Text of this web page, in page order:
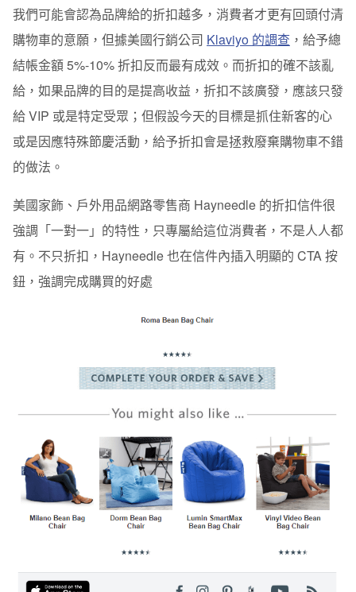
我們可能會認為品牌給的折扣越多，消費者才更有回頭付清
購物車的意願，但據美國行銷公司 Klaviyo 的調查 ，給予總
結帳金額 5%-10% 折扣反而最有成效。而折扣的確不該亂
給，如果品牌的目的是提高收益，折扣不該廣發，應該只發
給 VIP 或是特定受眾；但假設今天的目標是抓住新客的心
或是因應特殊節慶活動，給予折扣會是拯救廢棄購物車不錯
的做法。
美國家飾、戶外用品網路零售商 Hayneedle 的折扣信件很
強調「一對一」的特性，只專屬給這位消費者，不是人人都
有。 不只折扣，Hayneedle 也在信件內插入明顯的 CTA 按
鈕，強調完成購買的好處